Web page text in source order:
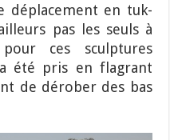
déplacement en tuk-
pas les seuls à
ces sculptures
a été pris en flagrant
de dérober des bas